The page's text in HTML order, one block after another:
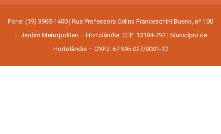
Fone: (19) 3965-1400 | Rua Professora Celina Franceschini Bueno, nº 100
– Jardim Metropolitan – Hortolândia. CEP: 13184-792 | Município de
Hortolândia – CNPJ: 67.995.027/0001-32